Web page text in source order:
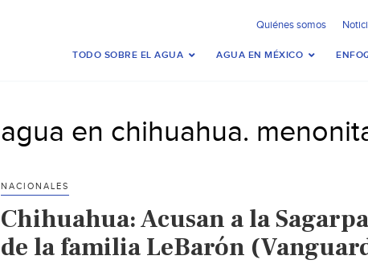
Quiénes somos
TODO SOBRE EL AGUA AGUA EN MÉXICO
agua en chihuahua.
NACIONALES
Chihuahua: Acusan a la
de la familia LeBarón